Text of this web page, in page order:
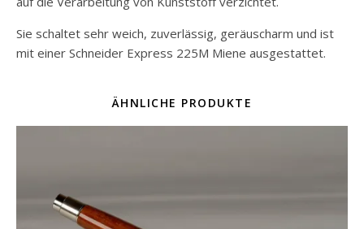
Sie schaltet sehr weich, zuverlässig, geräuscharm und ist
mit einer Schneider Express 225M Miene ausgestattet.
ÄHNLICHE PRODUKTE